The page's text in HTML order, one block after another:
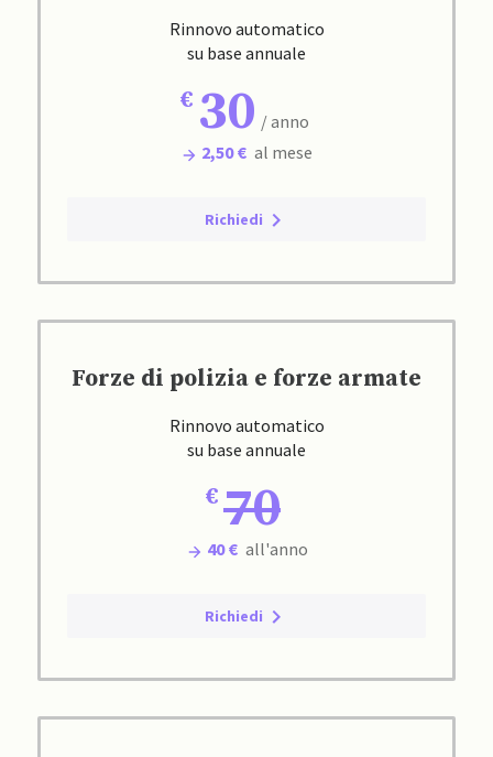
Rinnovo automatico
su base annuale
30 / anno
2,50 € al mese
Richiedi
Forze di polizia e forze armate
Rinnovo automatico
su base annuale
70
40 € all'anno
Richiedi